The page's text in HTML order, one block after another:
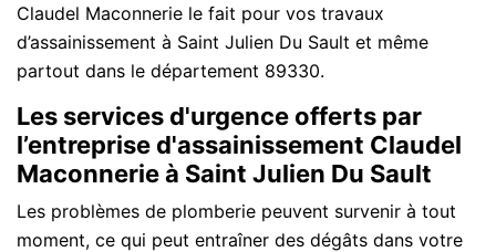
Claudel Maconnerie le fait pour vos travaux
d’assainissement à Saint Julien Du Sault et même
partout dans le département 89330.
Les services d'urgence offerts par
l’entreprise d'assainissement Claudel
Maconnerie à Saint Julien Du Sault
Les problèmes de plomberie peuvent survenir à tout
moment, ce qui peut entraîner des dégâts dans votre